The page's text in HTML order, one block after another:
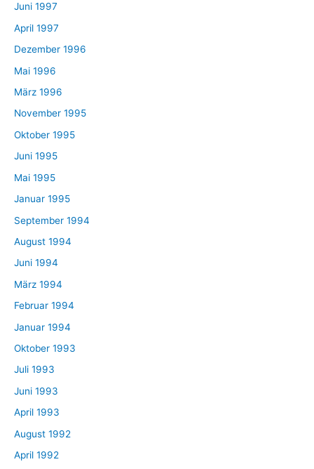
Juni 1997
April 1997
Dezember 1996
Mai 1996
März 1996
November 1995
Oktober 1995
Juni 1995
Mai 1995
Januar 1995
September 1994
August 1994
Juni 1994
März 1994
Februar 1994
Januar 1994
Oktober 1993
Juli 1993
Juni 1993
April 1993
August 1992
April 1992